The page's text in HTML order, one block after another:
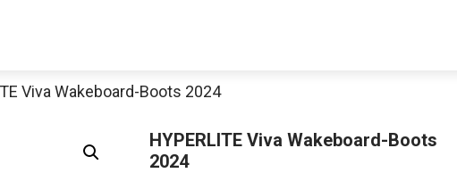
Viva Wakeboard-Boots 2024
HYPERLITE Viva Wakeboard-Boots
2024